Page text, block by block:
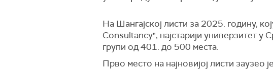
На Шангајској листи за 2025. годину,
Consultancy", најстарији универзитет
групи од 401. до 500 места.
Прво место на најновијој листи